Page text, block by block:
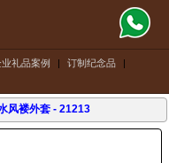
业礼品案例 | 订制纪念品
|
风褛外套 - 21213